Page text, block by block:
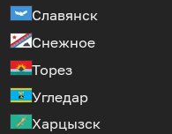
Славянск
Снежное
Торез
Угледар
Харцызск